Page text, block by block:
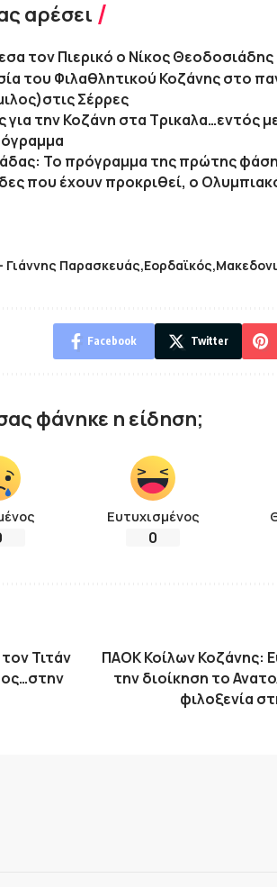
αρέσει
τον Πιερικό ο Νίκος Θεοδοσιάδης
του Φιλαθλητικού Κοζάνης στο
Σέρρες
την Κοζάνη στα Τρικαλα…εντός
Το πρόγραμμα της πρώτης
που έχουν προκριθεί, ο
Παρασκευάς Εορδαϊκός
Facebook Twitter
φάνηκε η είδηση;
Ευτυχισμένος
0
Τιτάν
ΠΑΟΚ Κοίλων Κοζάνης:
την διοίκηση το
φιλοξενία